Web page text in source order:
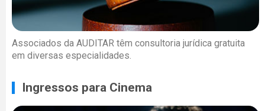
Associados da AUDITAR têm consultoria jurídica gratuita
em diversas especialidades.
Ingressos para Cinema